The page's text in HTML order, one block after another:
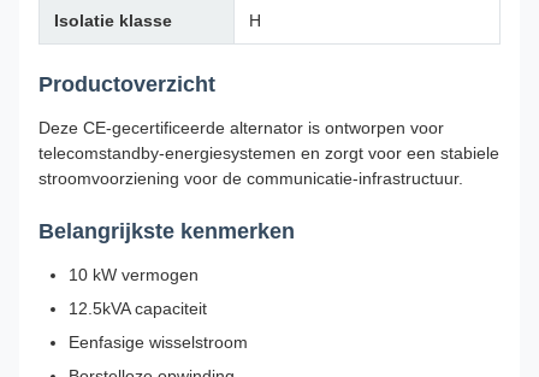
Isolatie klasse H
Productoverzicht
Deze CE-gecertificeerde alternator is ontworpen voor
telecomstandby-energiesystemen en zorgt voor een stabiele
stroomvoorziening voor de communicatie-infrastructuur.
Belangrijkste kenmerken
10 kW vermogen
12.5kVA capaciteit
Eenfasige wisselstroom